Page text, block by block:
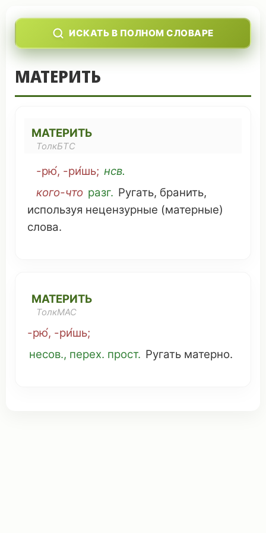
ИСКАТЬ В ПОЛНОМ СЛОВАРЕ
МАТЕРИТЬ
МАТЕРИТЬ
ТолкБТС
-рю́, -ри́шь; нсв.
кого-что разг. Ругать, бранить,
используя нецензурные (матерные)
слова.
МАТЕРИТЬ
ТолкМАС
-рю́, -ри́шь;
несов., перех. прост. Ругать матерно.